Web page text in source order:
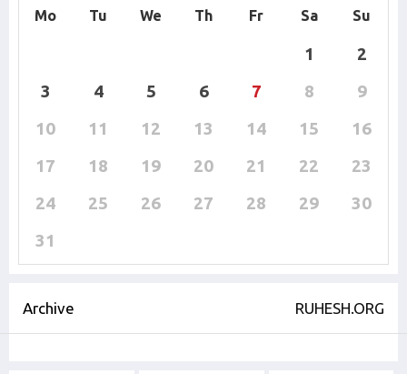
Mo Tu We Th Fr Sa Su
1
2
3
4 5 6 7 8
9
10
11 12 13 14 15
16
17
18 19 20 21 22
23
24
25 26 27 28 29
30
31
Archive RUHESH.ORG